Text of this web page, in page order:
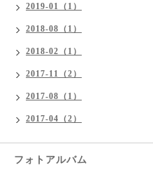
2019-01（1）
2018-08（1）
2018-02（1）
2017-11（2）
2017-08（1）
2017-04（2）
フォトアルバム